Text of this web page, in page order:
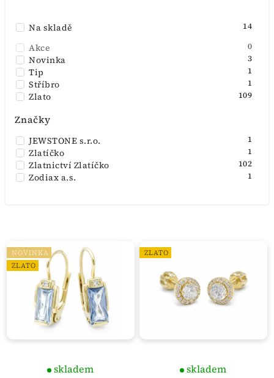
Abecedně
Na skladě 14
Akce 0
Novinka 3
Tip 1
Stříbro 1
Zlato 109
Značky
JEWSTONE s.r.o. 1
Zlatíčko 1
Zlatnictví Zlatíčko 102
Zodiax a.s. 1
NOVINKA
ZLATO
skladem
ZLATO
skladem